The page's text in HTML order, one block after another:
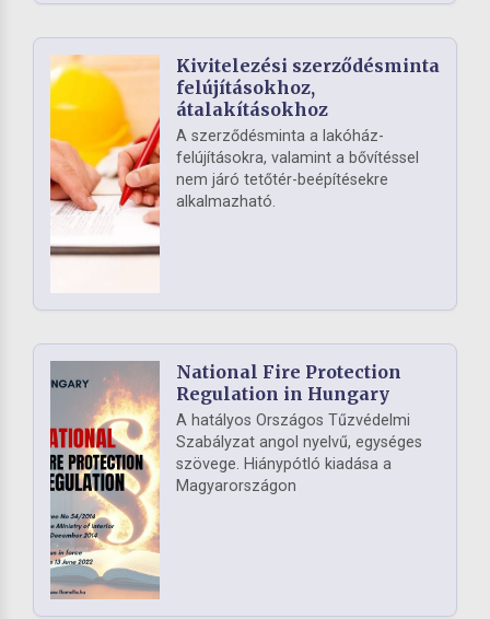
Kivitelezési szerződésminta
felújításokhoz,
átalakításokhoz
A szerződésminta a lakóház-
felújításokra, valamint a bővítéssel
nem járó tetőtér-beépítésekre
alkalmazható.
National Fire Protection
Regulation in Hungary
A hatályos Országos Tűzvédelmi
Szabályzat angol nyelvű, egységes
szövege. Hiánypótló kiadása a
Magyarországon